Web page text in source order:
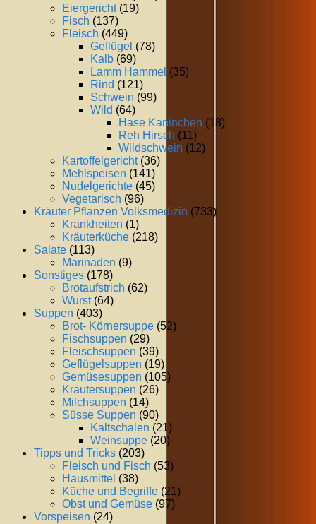
Eiergericht(19)
Fisch (137)
Fleisch (449)
Geflügel (78)
Kalb (69)
Lamm Hammel (35)
Rind (121)
Schwein (99)
Wild (64)
Hase Kaninchen (18)
Reh Hirsch (11)
Wildschwein (12)
Kartoffelgericht(36)
Mehlspeisen (141)
Nudelgerichte (45)
Vegetarisch (96)
Kräuter Pflanzen Volksmedizin (733)
Krankheiten (1)
Kräuterküche (218)
Salate (113)
Marinaden (9)
Sonstiges (178)
Brotaufstrich (62)
Wurst(64)
Suppen (403)
Brot- Körnersuppe (52)
Fischsuppen (29)
Fleischsuppen (39)
Geflügelsuppen (19)
Gemüsesuppen (105)
Kräutersuppen (26)
Milchsuppen (14)
Süsse Suppen (90)
Kaltschalen (21)
Weinsuppe (20)
Tipps und Tricks (203)
Fleisch und Fisch (53)
Hausmittel (38)
Küche und Begriffe (21)
Obst und Gemüse (97)
Vorspeisen (24)